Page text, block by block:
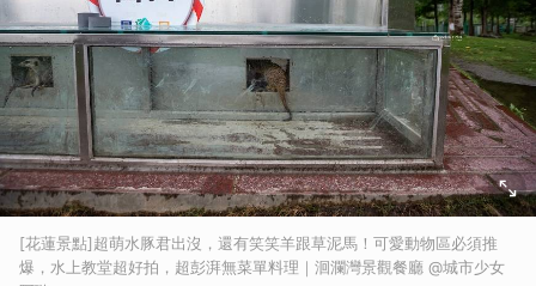
[花蓮景點]超萌水豚君出沒，還有笑笑羊跟草泥馬！可愛動物區必須推
爆，水上教堂超好拍，超彭湃無菜單料理｜洄瀾灣景觀餐廳 @城市少女